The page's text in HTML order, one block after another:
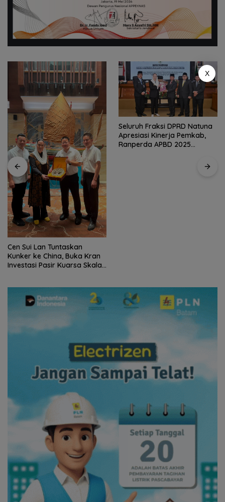
Cen Sui Lan Tuntaskan
Kunker ke China, Buka Kran
Investasi Pasir Kuarsa Skala
Seluruh Fraksi DPRD Natuna
Apresiasi Kinerja Pemkab,
Ranperda APBD 2025
X